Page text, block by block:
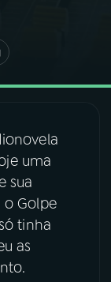
uma
sua
o Golpe
tinha
as